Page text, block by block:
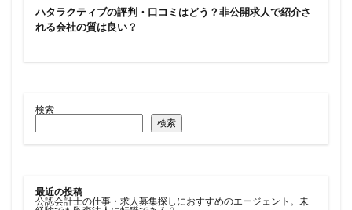
ハタラクティブの評判・口コミはどう？非公開求人で紹介さ
れる会社の質は良い？
検索
検索
最近の投稿
公認会計士の仕事・求人募集探しにおすすめのエージェント。未